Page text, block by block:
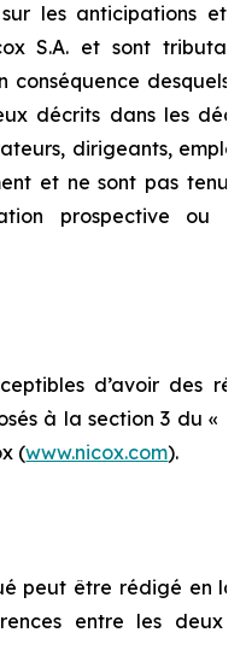
les anticipations et
S.A. et sont
conséquence desquels
décrits dans les
dirigeants,
et ne sont pas
prospective ou
d’avoir des
à la section 3 du «
(www.nicox.com).
peut être rédigé en
entre les deux